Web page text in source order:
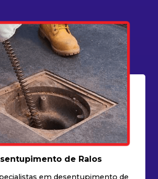
de Ralos
em desentupimento de